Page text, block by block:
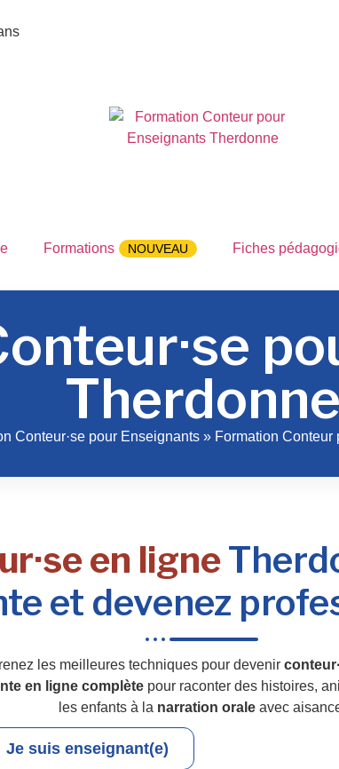
Formations NOUVEAU Fiches
Therdonne
Conteur·se pour Enseignants» Formation
en ligne
et devenez
les meilleures techniques pour devenir
en ligne complètepour raconter des histoires,
les enfants à la narration orale avec
Je suis enseignant(e)